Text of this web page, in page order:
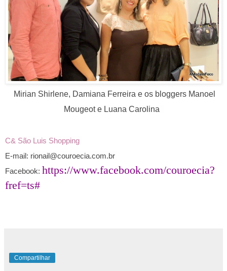
Mirian Shirlene, Damiana Ferreira e os bloggers Manoel
Mougeot e Luana Carolina
C& São Luis Shopping
E-mail: rionail@couroecia.com.br
Facebook: https://www.facebook.com/couroecia?
fref=ts#
Compartilhar